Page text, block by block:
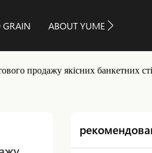
GRAIN ABOUT YUMEYA
продажу якісних банкетних